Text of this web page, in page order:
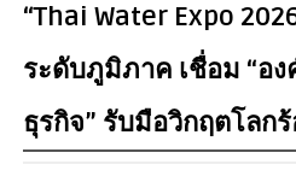
“Thai Water Expo
ระดับภูมิภาค เชื่อม “อ
ธุรกิจ” รับมือวิกฤตโลก